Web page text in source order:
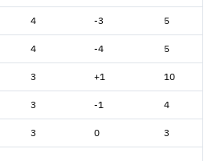
4 -3 5
4 -4 5
3 +1 10
3 -1 4
3 0 3